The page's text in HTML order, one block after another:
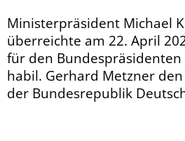
Ministerpräsident Michael
überreichte am 22. April
für den Bundespräsidenten
habil. Gerhard Metzner
der Bundesrepublik